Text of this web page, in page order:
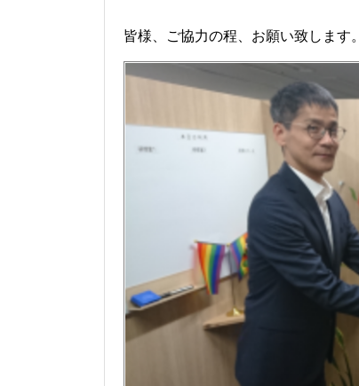
皆様、ご協力の程、お願い致します。